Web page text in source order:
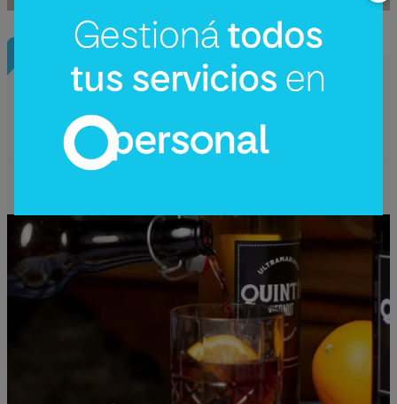
InfoNegocios Miami
global (Quintín Ultramarinos elige Coral
Gables para su desembarco)